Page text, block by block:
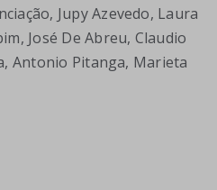
Jupy Azevedo, Laura
José De Abreu, Claudio
Antonio Pitanga, Marieta